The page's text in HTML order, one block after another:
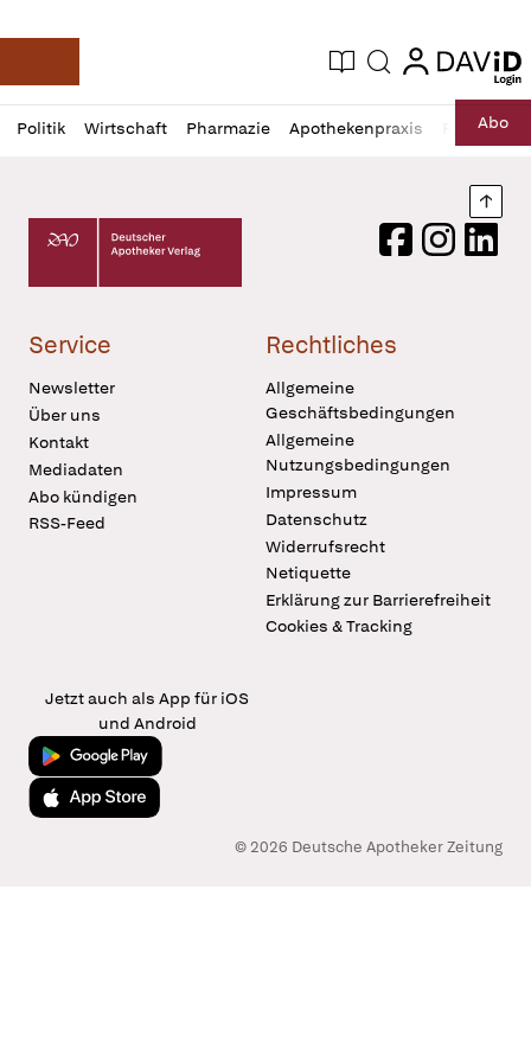
Deutsche Apotheker Zeitung
Aktuelle Ausgabe
Suche login
login
Politik Wirtschaft Pharmazie Apothekenpraxis RechtAbo
Profil
öffnen
Daz
Pur
Deutscher Apotheker Verlag Logo
FacebookInstagram
Service
Newsletter
Über uns
Kontakt
Mediadaten
Abo kündigen
RSS-Feed
Rechtliches
Allgemeine
Geschäftsbedingungen
Allgemeine
Nutzungsbedingungen
Impressum
Datenschutz
Widerrufsrecht
Netiquette
Erklärung zur Barrierefreiheit
Cookies & Tracking
Jetzt auch als App für iOS
und Android
Jetzt bei Google Play
Laden im App Store
© 2026 Deutsche Apotheker Zeitung